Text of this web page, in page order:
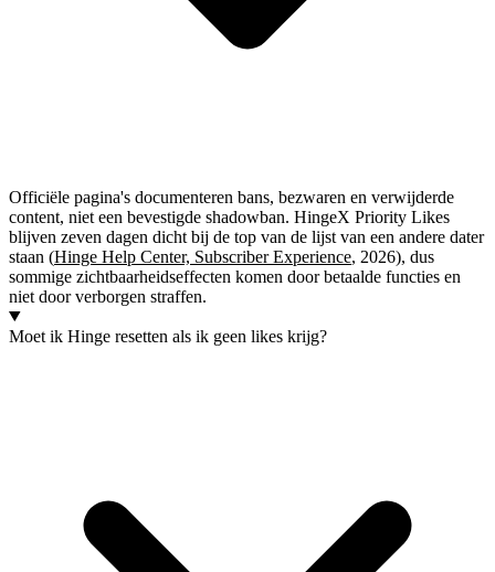
Officiële pagina's documenteren bans, bezwaren en verwijderde
content, niet een bevestigde shadowban. HingeX Priority Likes
blijven zeven dagen dicht bij de top van de lijst van een andere dater
staan (Hinge Help Center, Subscriber Experience, 2026), dus
sommige zichtbaarheidseffecten komen door betaalde functies en
niet door verborgen straffen.
Moet ik Hinge resetten als ik geen likes krijg?